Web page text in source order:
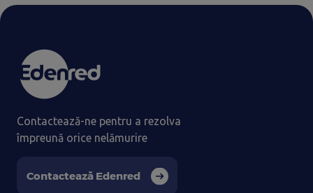
Contactează-ne pentru a rezolva
împreună orice nelămurire
Contactează Edenred